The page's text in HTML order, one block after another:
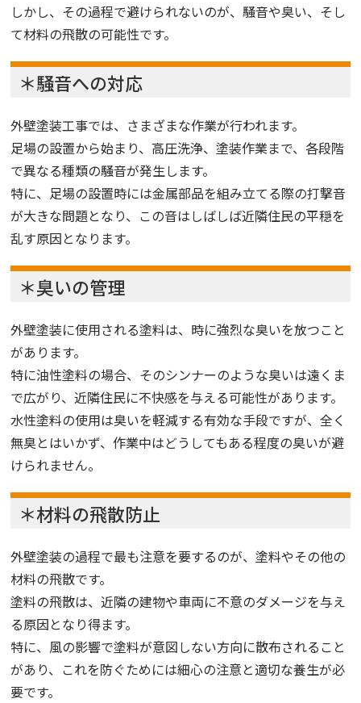
しかし、その過程で避けられないのが、騒音や臭い、そし
て材料の飛散の可能性です。
＊騒音への対応
外壁塗装工事では、さまざまな作業が行われます。
足場の設置から始まり、高圧洗浄、塗装作業まで、各段階
で異なる種類の騒音が発生します。
特に、足場の設置時には金属部品を組み立てる際の打撃音
が大きな問題となり、この音はしばしば近隣住民の平穏を
乱す原因となります。
＊臭いの管理
外壁塗装に使用される塗料は、時に強烈な臭いを放つこと
があります。
特に油性塗料の場合、そのシンナーのような臭いは遠くま
で広がり、近隣住民に不快感を与える可能性があります。
水性塗料の使用は臭いを軽減する有効な手段ですが、全く
無臭とはいかず、作業中はどうしてもある程度の臭いが避
けられません。
＊材料の飛散防止
外壁塗装の過程で最も注意を要するのが、塗料やその他の
材料の飛散です。
塗料の飛散は、近隣の建物や車両に不意のダメージを与え
る原因となり得ます。
特に、風の影響で塗料が意図しない方向に散布されること
があり、これを防ぐためには細心の注意と適切な養生が必
要です。